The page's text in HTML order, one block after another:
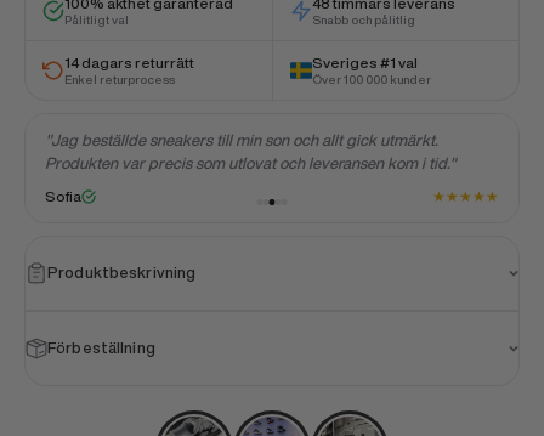
100% äkthet garanterad
Pålitligt val
48 timmars leverans
Snabb och pålitlig
14 dagars returrätt
Enkel returprocess
Sveriges #1 val
Över 100 000 kunder
"Jag beställde sneakers till min son och allt gick utmärkt.
Produkten var precis som utlovat och leveransen kom i tid."
Sofia ★★★★★
Produktbeskrivning
Förbeställning